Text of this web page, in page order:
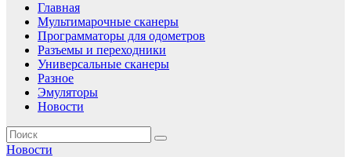
Главная
Мультимарочные сканеры
Программаторы для одометров
Разъемы и переходники
Универсальные сканеры
Разное
Эмуляторы
Новости
Новости